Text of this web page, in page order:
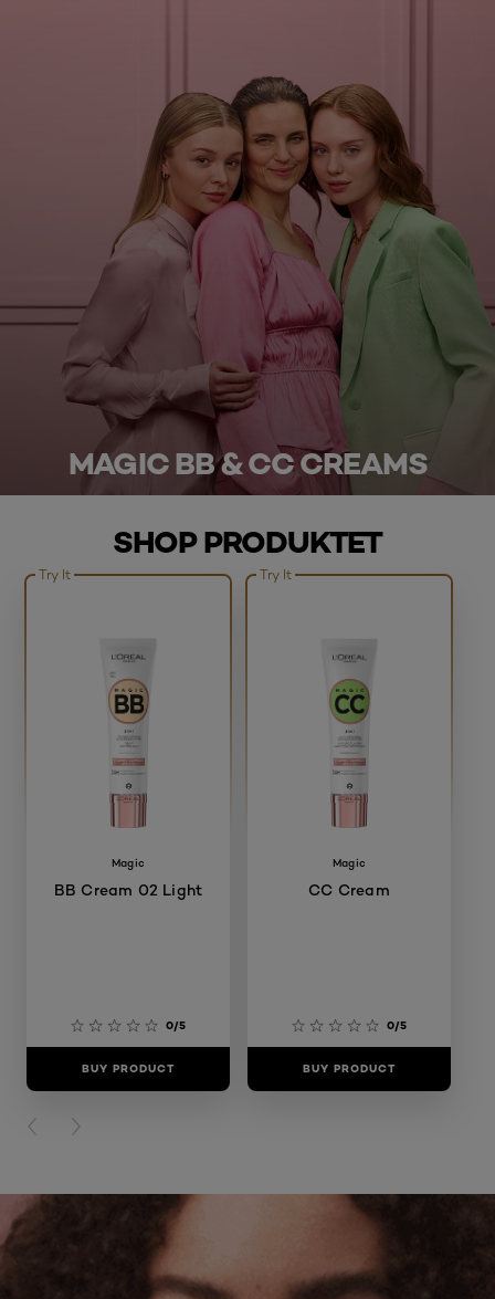
MAGIC BB & CC CREAMS
SHOP PRODUKTET
skip slider
Try It
Magic
BB Cream 02 Light
0/5
BUY PRODUCT
Try It
Magic
CC Cream
0/5
BUY PRODUCT
PREVIOUS CARD
NEXT CARD